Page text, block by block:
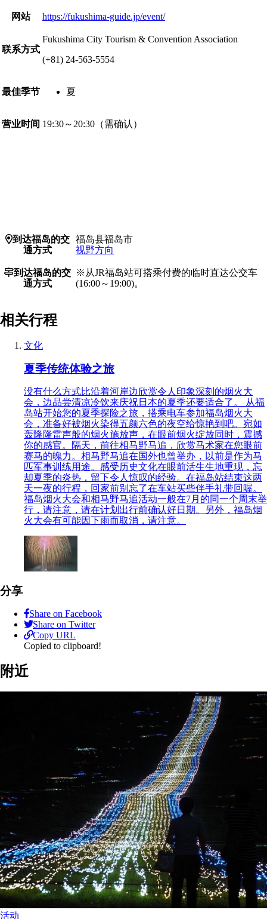
多
网站 https://fukushima-guide.jp/event/
联系方式
Fukushima City Tourism & Convention Association
(+81) 24-563-5554
最佳季节 夏
营业时间 19:30～20:30（需确认）
Access
Details
到达福岛的交
通方式
福岛县福岛市
视野方向
到达福岛的交
通方式
※从JR福岛站可搭乘付费的临时直达公交车
(16:00～19:00)。
相关行程
文化
夏季传统体验之旅
没有什么方式比沿着河岸边欣赏令人印象深刻的烟火大
会，边品尝清凉冷饮来庆祝日本的夏季还要适合了。 从福
岛站开始您的夏季探险之旅，搭乘电车参加福岛烟火大
会，准备好被烟火染得五颜六色的夜空给惊艳到吧。宛如
轰隆隆雷声般的烟火施放声，在眼前烟火绽放同时，震撼
你的感官。隔天，前往相马野马追，欣赏马术家在您眼前
赛马的魄力。相马野马追在国外也曾举办，以前是作为马
匹军事训练用途。感受历史文化在眼前活生生地重现，忘
却夏季的炎热，留下令人惊叹的经验。在福岛站结束这两
天一夜的行程，回家前别忘了在车站买些伴手礼带回喔。
福岛烟火大会和相马野马追活动一般在7月的同一个周末举
行，请注意，请在计划出行前确认好日期。另外，福岛烟
火大会有可能因下雨而取消，请注意。
分享
Share on Facebook
Share on Twitter
Copy URL
Copied to clipboard!
附近
活动